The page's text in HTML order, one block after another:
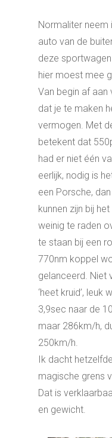
Normaliter neem
auto van de
deze
hier moest mee
Van begin af aan
dat je te maken
vermogen. Met
betekent dat
had er niet één
eerlijk, nodig is
een Porsche,
kunnen zijn bij
weinig te raden
te staan bij een
770nm koppel
gelanceerd. Niet
‘heet kruid’, leuk
3,9sec naar de
maar 286km/h,
250km/h.
Ik dacht
magische grens
Dat is
en gewicht.